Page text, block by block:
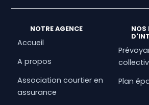
NOTRE AGENCE
Accueil
A propos
Association courtier en
assurance
NOS
Plan